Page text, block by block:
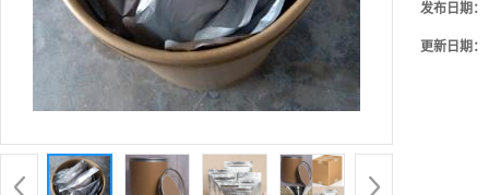
发布日期：
更新日期：